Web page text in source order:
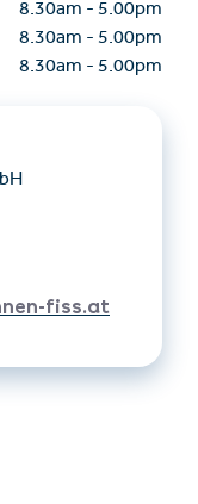
8.30am - 5.00pm
8.30am - 5.00pm
8.30am - 5.00pm
fiss.at